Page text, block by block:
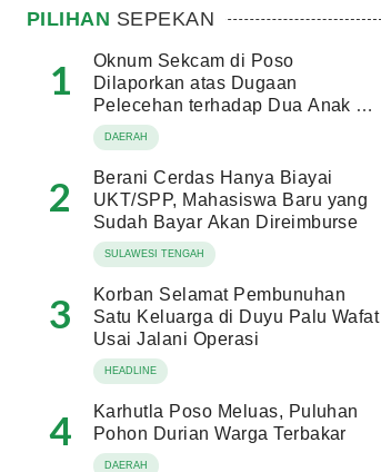
PILIHAN SEPEKAN
1
Oknum Sekcam di Poso
Dilaporkan atas Dugaan
Pelecehan terhadap Dua Anak di
Bawah Umur
DAERAH
2
Berani Cerdas Hanya Biayai
UKT/SPP, Mahasiswa Baru yang
Sudah Bayar Akan Direimburse
SULAWESI TENGAH
3
Korban Selamat Pembunuhan
Satu Keluarga di Duyu Palu Wafat
Usai Jalani Operasi
HEADLINE
4
Karhutla Poso Meluas, Puluhan
Pohon Durian Warga Terbakar
DAERAH